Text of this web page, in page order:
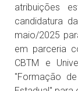
atribuições
candidatura
maio/2025
em parceria
CBTM e
"Formação